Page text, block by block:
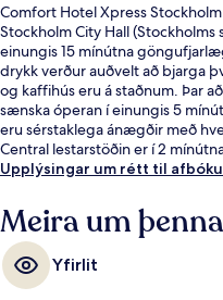
Comfort Hotel Xpress
Stockholm City Hall
einungis 15 mínútna
drykk verður auðvelt að bjarga
og kaffihús eru á staðnum. Þar
sænska óperan í einungis 5
eru sérstaklega ánægðir með
Central lestarstöðin er í 2
lestarstöðin er í 7 mínútna
Upplýsingar um rétt til
Meira um
Yfirlit